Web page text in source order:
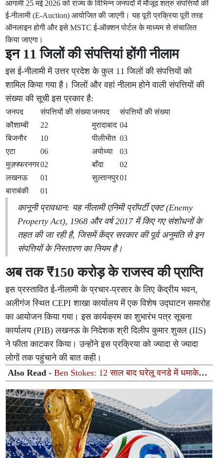
आगामी 25 मई 2026 को राज्य के विभिन्न जनपदों में मौजूद शत्रु संपत्तियों की
ई-नीलामी (E-Auction) आयोजित की जाएगी। यह पूरी प्रक्रिया पूरी तरह
ऑनलाइन होगी और इसे MSTC ई-ऑक्शन पोर्टल के माध्यम से संचालित
किया जाएगा।
इन 11 जिलों की संपत्तियां होंगी नीलाम
इस ई-नीलामी में उत्तर प्रदेश के कुल 11 जिलों की संपत्तियों को
शामिल किया गया है। जिलों और वहां नीलाम होने वाली संपत्तियों की
संख्या की सूची इस प्रकार है:
जनपद संपत्तियों की संख्याजनपद
संपत्तियों की संख्या
कौशाम्बी
22 मुरादाबाद 04
बिजनौर
10 पीलीभीत 03
एटा
06 अयोध्या
03
मुज़फ्फरनगर02 बाँदा
02
लखनऊ
01 सुल्तानपुर01
बाराबंकी
01
कानूनी प्रावधान: यह नीलामी एनिमी प्रॉपर्टी एक्ट (Enemy
Property Act), 1968 और वर्ष 2017 में किए गए संशोधनों के
तहत की जा रही है, जिसमें केंद्र सरकार की पूर्व अनुमति से इन
संपत्तियों के निस्तारण का नियम है।
अब तक ₹150 करोड़ के राजस्व की प्राप्ति
इस प्रस्तावित ई-नीलामी के प्रचार-प्रसार के लिए केंद्रीय भवन,
अलीगंज स्थित CEPI शाखा कार्यालय में एक विशेष उद्घाटन समारोह
का आयोजन किया गया। इस कार्यक्रम का शुभारंभ पत्र सूचना
कार्यालय (PIB) लखनऊ के निदेशक श्री दिलीप कुमार शुक्ल (IIS)
ने फीता काटकर किया। उन्होंने इस प्रक्रिया को ज्यादा से ज्यादा
लोगों तक पहुंचाने की बात कही।
Also Read -Ben Stokes: 12 साल बाद घरेलू वनडे में धमाकेदार
वापसी, बेन स्टोक्स ने जड़ा शानदार शतक